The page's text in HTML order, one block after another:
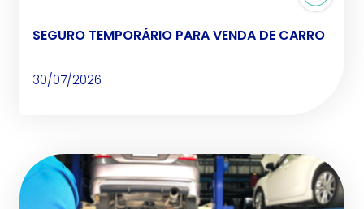
SEGURO TEMPORÁRIO PARA VENDA DE CARRO
30/07/2026